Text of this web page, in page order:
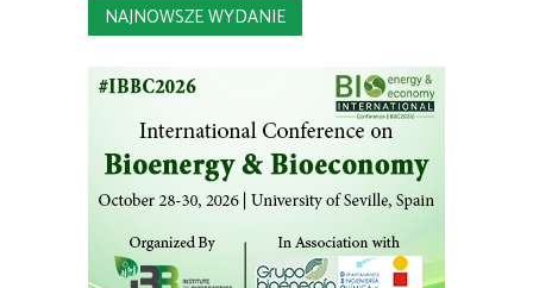
NAJNOWSZE WYDANIE